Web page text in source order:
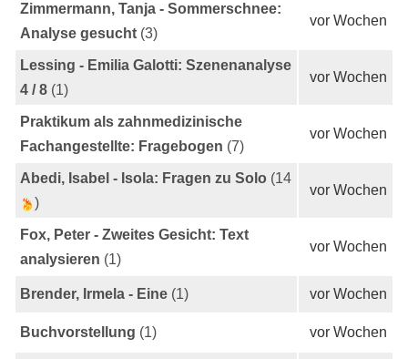
Zimmermann, Tanja - Sommerschnee:
Analyse gesucht (3)
vor Wochen
Lessing - Emilia Galotti: Szenenanalyse
4 / 8 (1)
vor Wochen
Praktikum als zahnmedizinische
Fachangestellte: Fragebogen (7)
vor Wochen
Abedi, Isabel - Isola: Fragen zu Solo (14
)
vor Wochen
Fox, Peter - Zweites Gesicht: Text
analysieren (1)
vor Wochen
Brender, Irmela - Eine (1) vor Wochen
Buchvorstellung (1) vor Wochen